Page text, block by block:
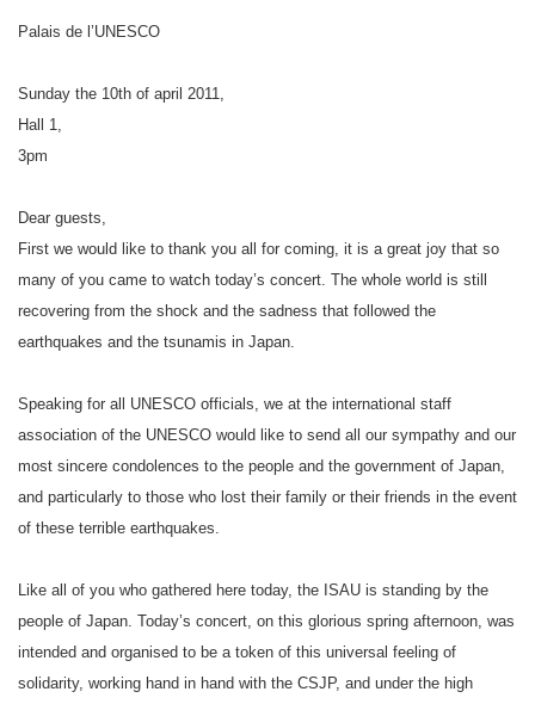
Palais de l’UNESCO
Sunday the 10th of april 2011,
Hall 1,
3pm
Dear guests,
First we would like to thank you all for coming, it is a great joy that so
many of you came to watch today’s concert. The whole world is still
recovering from the shock and the sadness that followed the
earthquakes and the tsunamis in Japan.
Speaking for all UNESCO officials, we at the international staff
association of the UNESCO would like to send all our sympathy and our
most sincere condolences to the people and the government of Japan,
and particularly to those who lost their family or their friends in the event
of these terrible earthquakes.
Like all of you who gathered here today, the ISAU is standing by the
people of Japan. Today’s concert, on this glorious spring afternoon, was
intended and organised to be a token of this universal feeling of
solidarity, working hand in hand with the CSJP, and under the high